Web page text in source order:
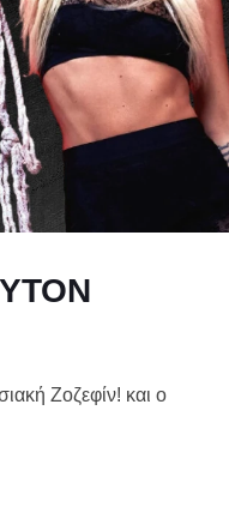
ΥΤΟΝ
Ζοζεφίν! και ο